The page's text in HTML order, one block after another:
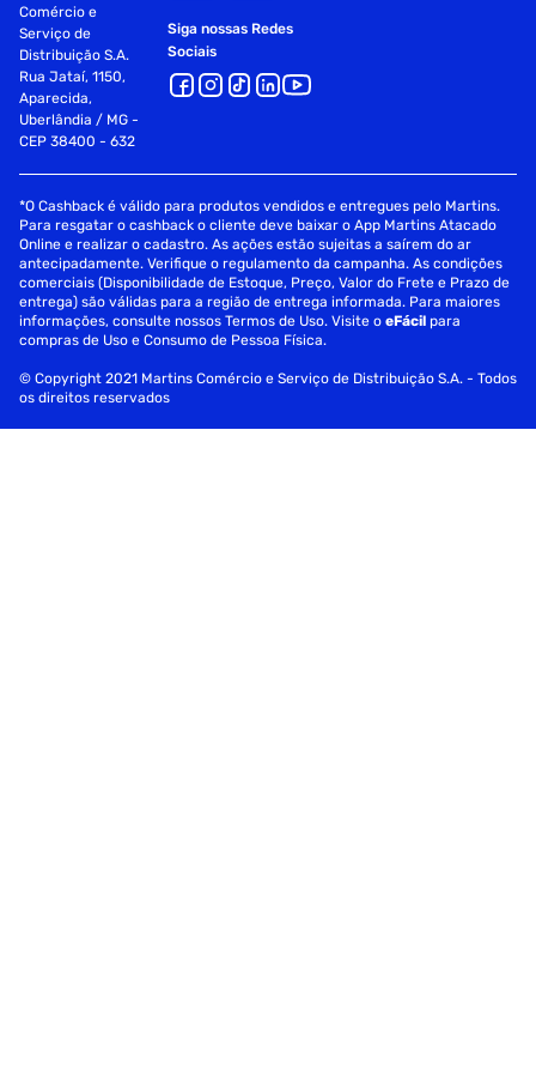
Comércio e
Serviço de
Distribuição S.A.
Rua Jataí, 1150,
Aparecida,
Uberlândia / MG -
CEP 38400 - 632
Siga nossas Redes
Sociais
*O Cashback é válido para produtos vendidos e entregues pelo Martins.
Para resgatar o cashback o cliente deve baixar o App Martins Atacado
Online e realizar o cadastro. As ações estão sujeitas a saírem do ar
antecipadamente. Verifique o regulamento da campanha. As condições
comerciais (Disponibilidade de Estoque, Preço, Valor do Frete e Prazo de
entrega) são válidas para a região de entrega informada. Para maiores
informações, consulte nossos Termos de Uso. Visite oeFácil para
compras de Uso e Consumo de Pessoa Física.
© Copyright 2021 Martins Comércio e Serviço de Distribuição S.A. - Todos
os direitos reservados